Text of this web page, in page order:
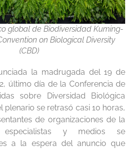
global de Biodiversidad Kuming-
on Biological Diversity
(CBD)
la madrugada del 19 de
último día de la Conferencia de
sobre Diversidad Biológica
plenario se retrasó casi 10 horas,
de organizaciones de la
especialistas y medios se
a la espera del anuncio que